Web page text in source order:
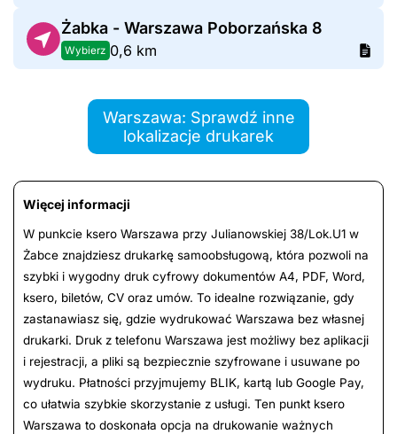
Żabka - Warszawa Poborzańska 8
Wybierz 0,6 km
Warszawa: Sprawdź inne
lokalizacje drukarek
Więcej informacji
W punkcie ksero Warszawa przy Julianowskiej 38/Lok.U1 w
Żabce znajdziesz drukarkę samoobsługową, która pozwoli na
szybki i wygodny druk cyfrowy dokumentów A4, PDF, Word,
ksero, biletów, CV oraz umów. To idealne rozwiązanie, gdy
zastanawiasz się, gdzie wydrukować Warszawa bez własnej
drukarki. Druk z telefonu Warszawa jest możliwy bez aplikacji
i rejestracji, a pliki są bezpiecznie szyfrowane i usuwane po
wydruku. Płatności przyjmujemy BLIK, kartą lub Google Pay,
co ułatwia szybkie skorzystanie z usługi. Ten punkt ksero
Warszawa to doskonała opcja na drukowanie ważnych